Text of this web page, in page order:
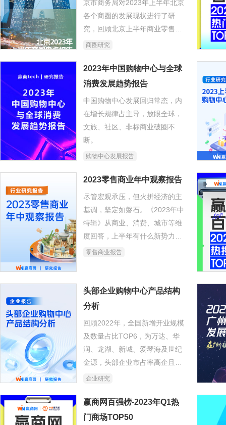
京市商务局对2023年上半年北京
各个商圈的发展现状进行了研
究，回顾北京上半年商业零售市
场如何稳步回温，并为下半年的
商圈研究
2023年中国购物中心与全球
消费发展趋势报告
中国购物中心发展回归常态，内
在增长规律占主导，放眼全球，
文旅、社区、非标商业破圈不
断。
购物中心发展报告
2023零售商业年中观察报告
尽管宏观承压，但火拼经济的主
基调，坚定如磐石。《2023年中
特辑》从商业、消费、城市等维
度回答，上半年有什么新势力涌
现？下半年又该往哪儿走？
零售商业报告
头部企业购物中心产品结构
分析
回顾2022年，全国新增开业规模
及数量占比TOP6，为万达、华
润、龙湖、新城、爱琴海及世纪
金源，头部企业市占率高企且竞
争格局相对稳定。从企业规模梯
达、新城及华润，已开业项目规
模均破千万㎡；第二梯队印力、
企业研究
赢商网百强榜-2023年Q1热
门商场TOP50